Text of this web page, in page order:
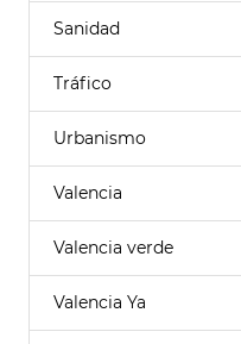
Sanidad
Tráfico
Urbanismo
Valencia
Valencia verde
Valencia Ya